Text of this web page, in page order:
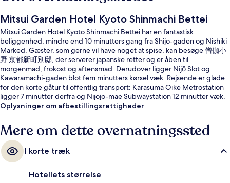
Mitsui Garden Hotel Kyoto Shinmachi Bettei
Mitsui Garden Hotel Kyoto Shinmachi Bettei har en fantastisk
beliggenhed, mindre end 10 minutters gang fra Shijo-gaden og Nishiki
Marked. Gæster, som gerne vil have noget at spise, kan besøge 僧伽小
野 京都新町別邸, der serverer japanske retter og er åben til
morgenmad, frokost og aftensmad. Derudover ligger Nijō Slot og
Kawaramachi-gaden blot fem minutters kørsel væk. Rejsende er glade
for den korte gåtur til offentlig transport: Karasuma Oike Metrostation
ligger 7 minutter derfra og Nijojo-mae Subwaystation 12 minutter væk.
Oplysninger om afbestillingsrettigheder
Mere om dette overnatningssted
I korte træk
Hotellets størrelse